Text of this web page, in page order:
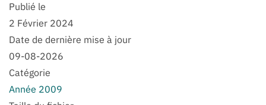
Publié le
2 Février 2024
Date de dernière mise à jour
09-08-2026
Catégorie
Année 2009